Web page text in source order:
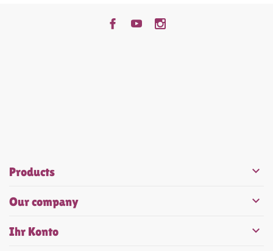
Products 
Our company 
Ihr Konto 